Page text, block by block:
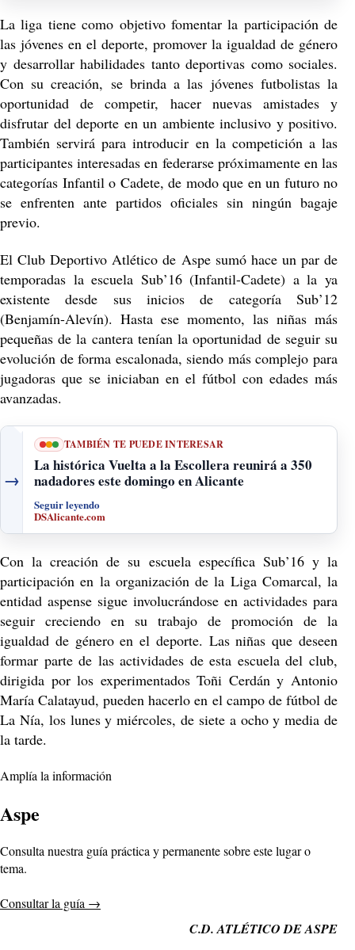
La liga tiene como objetivo fomentar la participación de
las jóvenes en el deporte, promover la igualdad de género
y desarrollar habilidades tanto deportivas como sociales.
Con su creación, se brinda a las jóvenes futbolistas la
oportunidad de competir, hacer nuevas amistades y
disfrutar del deporte en un ambiente inclusivo y positivo.
También servirá para introducir en la competición a las
participantes interesadas en federarse próximamente en las
categorías Infantil o Cadete, de modo que en un futuro no
se enfrenten ante partidos oficiales sin ningún bagaje
previo.
El Club Deportivo Atlético de Aspe sumó hace un par de
temporadas la escuela Sub’16 (Infantil-Cadete) a la ya
existente desde sus inicios de categoría Sub’12
(Benjamín-Alevín). Hasta ese momento, las niñas más
pequeñas de la cantera tenían la oportunidad de seguir su
evolución de forma escalonada, siendo más complejo para
jugadoras que se iniciaban en el fútbol con edades más
avanzadas.
→
TAMBIÉN TE PUEDE INTERESAR
La histórica Vuelta a la Escollera reunirá a 350
nadadores este domingo en Alicante
Seguir leyendo
DSAlicante.com
Con la creación de su escuela específica Sub’16 y la
participación en la organización de la Liga Comarcal, la
entidad aspense sigue involucrándose en actividades para
seguir creciendo en su trabajo de promoción de la
igualdad de género en el deporte. Las niñas que deseen
formar parte de las actividades de esta escuela del club,
dirigida por los experimentados Toñi Cerdán y Antonio
María Calatayud, pueden hacerlo en el campo de fútbol de
La Nía, los lunes y miércoles, de siete a ocho y media de
la tarde.
Amplía la información
Aspe
Consulta nuestra guía práctica y permanente sobre este lugar o
tema.
Consultar la guía →
C.D. ATLÉTICO DE ASPE